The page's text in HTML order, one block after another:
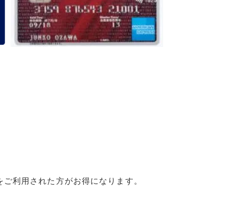
ご利用された方がお得になります。